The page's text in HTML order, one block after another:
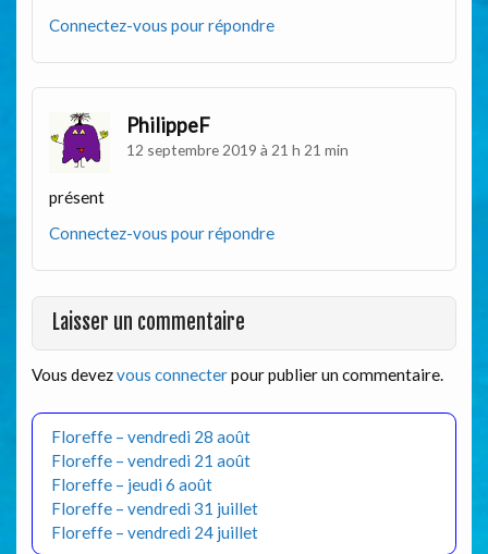
Connectez-vous pour répondre
PhilippeF
12 septembre 2019 à 21 h 21 min
présent
Connectez-vous pour répondre
Laisser un commentaire
Vous devezvous connecterpour publier un commentaire.
Floreffe – vendredi 28 août
Floreffe – vendredi 21 août
Floreffe – jeudi 6 août
Floreffe – vendredi 31 juillet
Floreffe – vendredi 24 juillet